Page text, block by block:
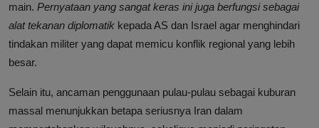
main. Pernyataan yang sangat keras ini juga berfungsi sebagai
alat tekanan diplomatik kepada AS dan Israel agar menghindari
tindakan militer yang dapat memicu konflik regional yang lebih
besar.
Selain itu, ancaman penggunaan pulau-pulau sebagai kuburan
massal menunjukkan betapa seriusnya Iran dalam